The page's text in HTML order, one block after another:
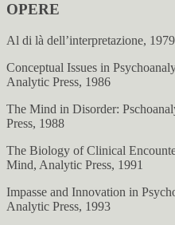
OPERE
Al di là dell’interpretazione,
Conceptual Issues in
Analytic Press, 1986
The Mind in Disorder:
Press, 1988
The Biology of Clinical
Mind, Analytic Press, 1991
Impasse and Innovation in
Analytic Press, 1993